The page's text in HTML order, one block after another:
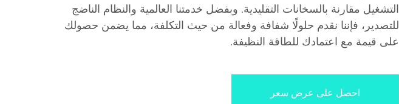
التشغيل مقارنة بالسخانات التقليدية. وبفضل خدمتنا العالمية والنظام الناضج
للتصدير، فإننا نقدم حلولًا شفافة وفعالة من حيث التكلفة، مما يضمن حصولك
على قيمة مع اعتمادك للطاقة النظيفة.
احصل على عرض سعر